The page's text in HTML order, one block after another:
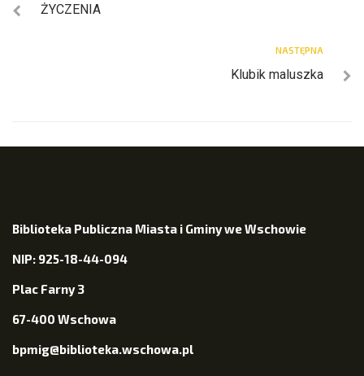
ŻYCZENIA
NASTĘPNA
Klubik maluszka
Biblioteka Publiczna Miasta i Gminy we Wschowie
NIP: 925-18-44-094
Plac Farny 3
67-400 Wschowa
bpmig@biblioteka.wschowa.pl